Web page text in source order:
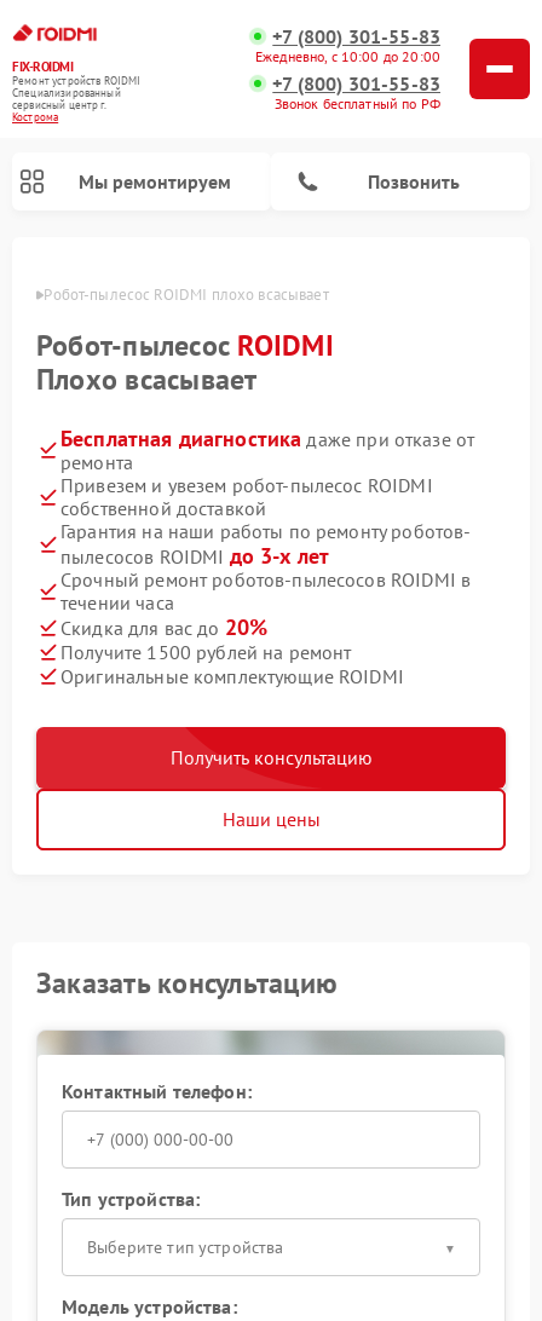
FIX-ROIDMI
Ремонт устройств ROIDMI
Специализированный
cервисный центр г.
Кострома
+7 (800) 301-55-83
Ежедневно, с 10:00 до 20:00
+7 (800) 301-55-83
Звонок бесплатный по РФ
Мы ремонтируем Позвонить
Робот-пылесос ROIDMI плохо всасывает
Робот-пылесос ROIDMI
Плохо всасывает
Бесплатная диагностика даже при отказе от
ремонта
Привезем и увезем робот-пылесос ROIDMI
собственной доставкой
Гарантия на наши работы по ремонту роботов-
пылесосов ROIDMI до 3-х лет
Срочный ремонт роботов-пылесосов ROIDMI в
течении часа
Скидка для вас до 20%
Получите 1500 рублей на ремонт
Оригинальные комплектующие ROIDMI
Получить консультацию
Наши цены
Заказать консультацию
Контактный телефон:
Тип устройства:
Выберите тип устройства
Модель устройства: